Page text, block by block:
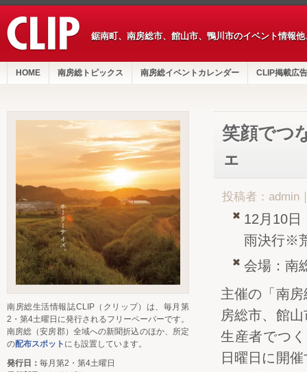
鋸南町、南房総市、館山市、鴨川市のイベント情報
HOME 南房総トピックス 南房総イベントカレンダー CLIP掲載広告
笑顔でつ
ェ
投稿者：admin
12月10日
雨決行※
会場：南
主催の「南
房総市、館
生産者でつ
日曜日に開
南房総生活情報誌CLIP（クリップ）は、毎月第
2・第4土曜日に発行されるフリーペーパーです。
南房総（安房郡）全域への新聞折込のほか、所定
の配布スポット にも設置しています。
発行日： 毎月第2・第4土曜日